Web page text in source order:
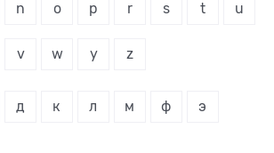
n o p r s t u
v w y z
д к л м ф э